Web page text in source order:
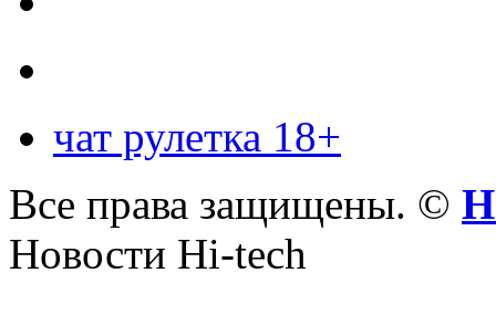
чат рулетка 18+
Все права защищены. ©
Новости Hi-tech